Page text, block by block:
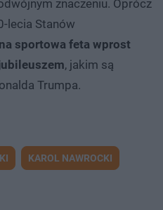
znaczeniu. Oprócz
lecia Stanów
sportowa feta wprost
, jakim są
Trumpa.
KAROL NAWROCKI